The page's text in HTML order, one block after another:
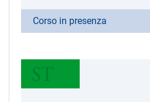
Corso in presenza